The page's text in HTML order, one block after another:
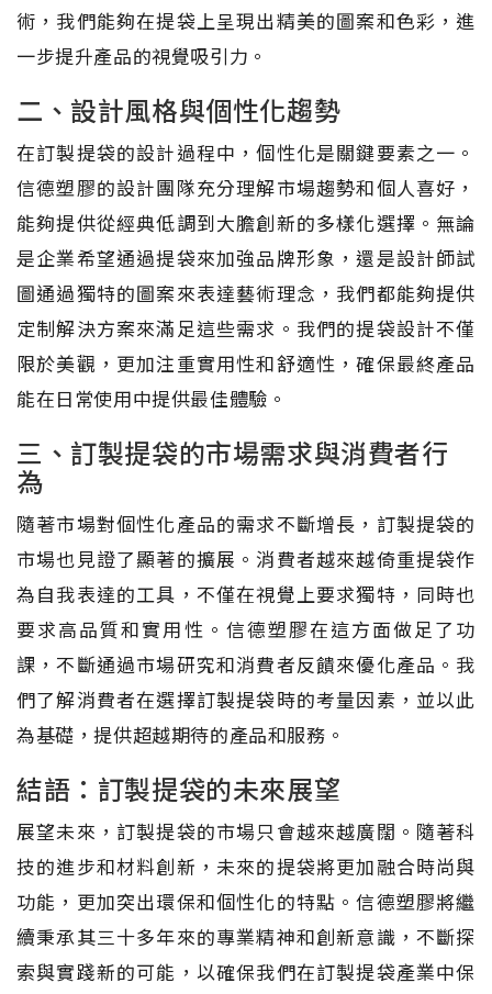
術，我們能夠在提袋上呈現出精美的圖案和色彩，進
一步提升產品的視覺吸引力。
二、設計風格與個性化趨勢
在訂製提袋的設計過程中，個性化是關鍵要素之一。
信德塑膠的設計團隊充分理解市場趨勢和個人喜好，
能夠提供從經典低調到大膽創新的多樣化選擇。無論
是企業希望通過提袋來加強品牌形象，還是設計師試
圖通過獨特的圖案來表達藝術理念，我們都能夠提供
定制解決方案來滿足這些需求。我們的提袋設計不僅
限於美觀，更加注重實用性和舒適性，確保最終產品
能在日常使用中提供最佳體驗。
三、訂製提袋的市場需求與消費者行
為
隨著市場對個性化產品的需求不斷增長，訂製提袋的
市場也見證了顯著的擴展。消費者越來越倚重提袋作
為自我表達的工具，不僅在視覺上要求獨特，同時也
要求高品質和實用性。信德塑膠在這方面做足了功
課，不斷通過市場研究和消費者反饋來優化產品。我
們了解消費者在選擇訂製提袋時的考量因素，並以此
為基礎，提供超越期待的產品和服務。
結語：訂製提袋的未來展望
展望未來，訂製提袋的市場只會越來越廣闊。隨著科
技的進步和材料創新，未來的提袋將更加融合時尚與
功能，更加突出環保和個性化的特點。信德塑膠將繼
續秉承其三十多年來的專業精神和創新意識，不斷探
索與實踐新的可能，以確保我們在訂製提袋產業中保